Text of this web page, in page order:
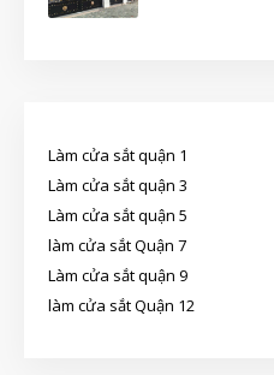
Làm cửa sắt quận 1
Làm cửa sắt quận 3
Làm cửa sắt quận 5
làm cửa sắt Quận 7
Làm cửa sắt quận 9
làm cửa sắt Quận 12